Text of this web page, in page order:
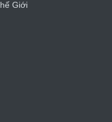
Giới